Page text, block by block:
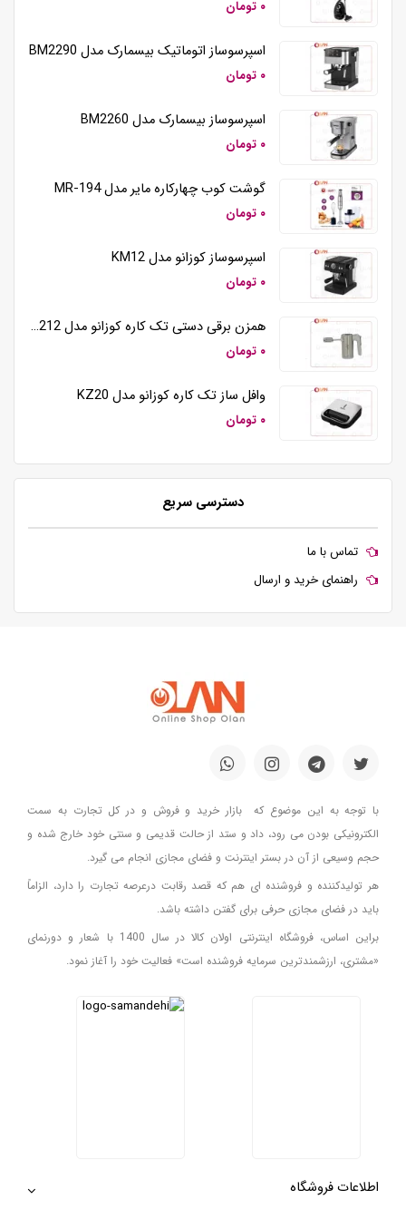
۰ تومان
اسپرسوساز اتوماتیک بیسمارک مدل BM2290
۰ تومان
اسپرسوساز بیسمارک مدل BM2260
۰ تومان
گوشت کوب چهارکاره مایر مدل MR-194
۰ تومان
اسپرسوساز کوزانو مدل KM12
۰ تومان
همزن برقی دستی تک کاره کوزانو مدل HM212
۰ تومان
وافل ساز تک کاره کوزانو مدل KZ20
۰ تومان
دسترسی سریع
تماس با ما
راهنمای خرید و ارسال
با توجه به این موضوع که بازار خرید و فروش و در کل تجارت به سمت
الکترونیکی بودن می رود، داد و ستد از حالت قدیمی و سنتی خود خارج شده و
حجم وسیعی از آن در بستر اینترنت و فضای مجازی انجام می گیرد.
هر تولیدکننده و فروشنده ای هم که قصد رقابت درعرصه تجارت را دارد، الزاماً
باید در فضای مجازی حرفی برای گفتن داشته باشد.
براین اساس، فروشگاه اینترنتی اولان کالا در سال 1400 با شعار و دورنمای
«مشتری، ارزشمندترین سرمایه فروشنده است» فعالیت خود را آغاز نمود.
اطلاعات فروشگاه